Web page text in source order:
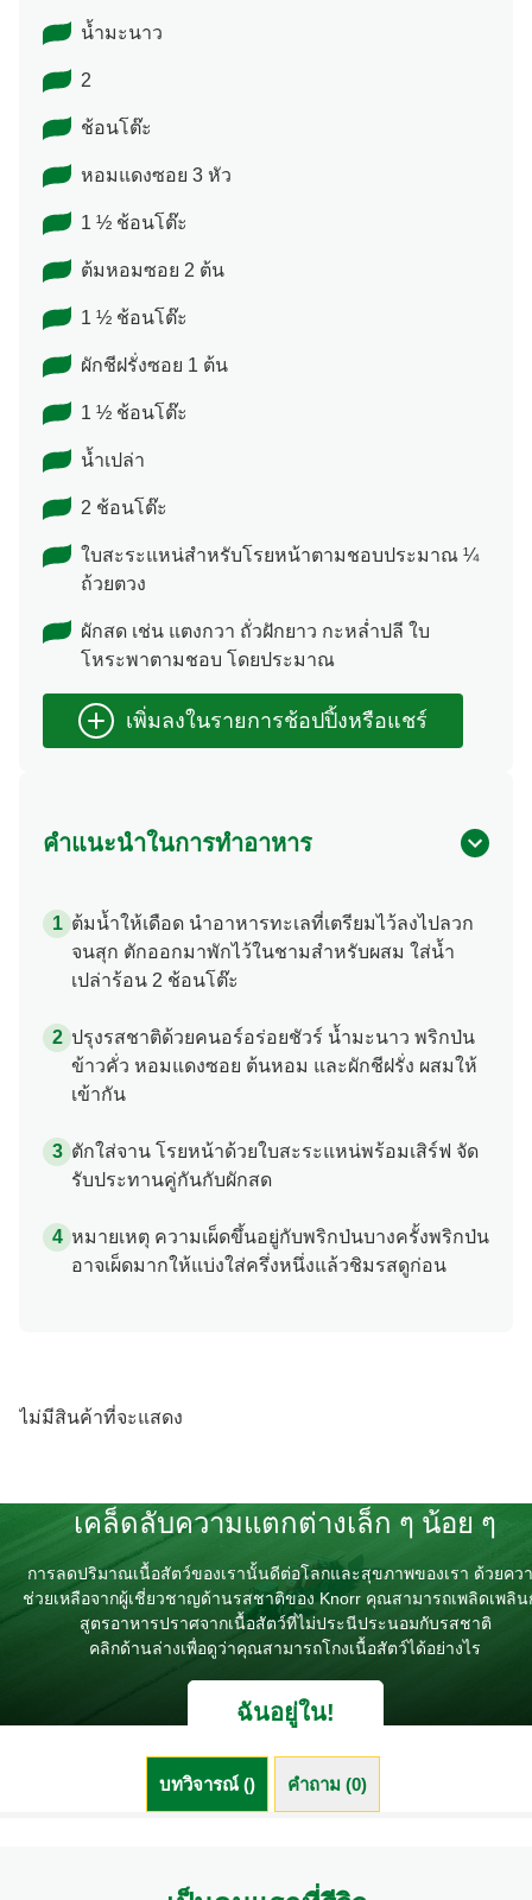
น้ำมะนาว
2
ช้อนโต๊ะ
หอมแดงซอย 3 หัว
1 ½ ช้อนโต๊ะ
ต้มหอมซอย 2 ต้น
1 ½ ช้อนโต๊ะ
ผักชีฝรั่งซอย 1 ต้น
1 ½ ช้อนโต๊ะ
น้ำเปล่า
2 ช้อนโต๊ะ
ใบสะระแหน่สำหรับโรยหน้าตามชอบประมาณ ¼
ถ้วยตวง
ผักสด เช่น แตงกวา ถั่วฝักยาว กะหล่ำปลี ใบ
โหระพาตามชอบ โดยประมาณ
คำแนะนำในการทำอาหาร
ต้มน้ำให้เดือด นำอาหารทะเลที่เตรียมไว้ลงไปลวก
จนสุก ตักออกมาพักไว้ในชามสำหรับผสม ใส่น้ำ
เปล่าร้อน 2 ช้อนโต๊ะ
ปรุงรสชาติด้วยคนอร์อร่อยชัวร์ น้ำมะนาว พริกป่น
ข้าวคั่ว หอมแดงซอย ต้นหอม และผักชีฝรั่ง ผสมให้
เข้ากัน
ตักใส่จาน โรยหน้าด้วยใบสะระแหน่พร้อมเสิร์ฟ จัด
รับประทานคู่กันกับผักสด
หมายเหตุ ความเผ็ดขึ้นอยู่กับพริกป่นบางครั้งพริกป่น
อาจเผ็ดมากให้แบ่งใส่ครึ่งหนึ่งแล้วชิมรสดูก่อน
ไม่มีสินค้าที่จะแสดง
เคล็ดลับความแตกต่างเล็ก ๆ น้อย ๆ
การลดปริมาณเนื้อสัตว์ของเรานั้นดีต่อโลกและสุขภาพของเรา ด้วยคว
ช่วยเหลือจากผู้เชี่ยวชาญด้านรสชาติของ Knorr คุณสามารถเพลิดเพลิน
สูตรอาหารปราศจากเนื้อสัตว์ที่ไม่ประนีประนอมกับรสชาติ
คลิกด้านล่างเพื่อดูว่าคุณสามารถโกงเนื้อสัตว์ได้อย่างไร
ฉันอยู่ใน!
บทวิจารณ์ () คำถาม (0)